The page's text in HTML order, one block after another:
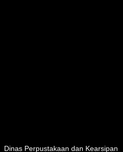
Dinas Perpustakaan dan Kearsipan